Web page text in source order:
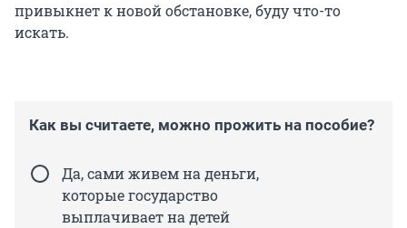
привыкнет к новой обстановке, буду что-то
искать.
Как вы считаете, можно прожить на пособие?
Да, сами живем на деньги,
которые государство
выплачивает на детей